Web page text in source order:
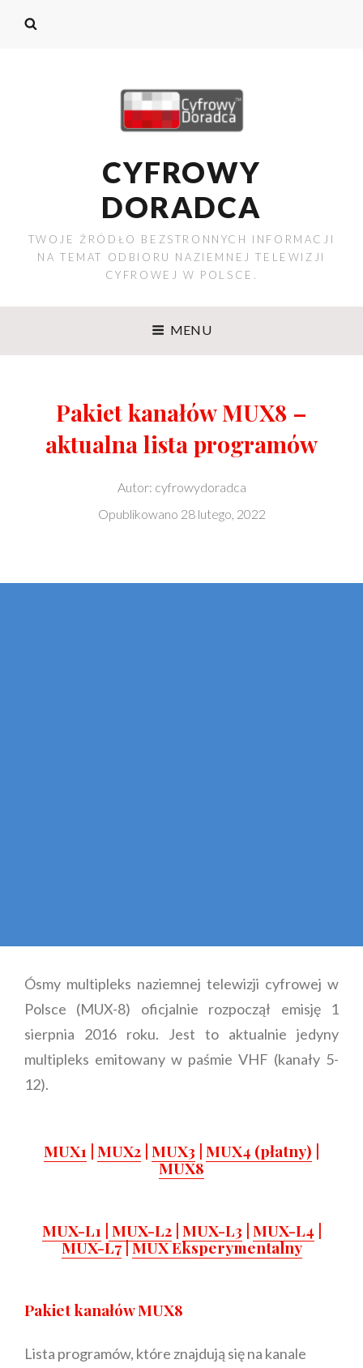
CYFROWY
DORADCA
TWOJE ŹRÓDŁO BEZSTRONNYCH INFORMACJI
NA TEMAT ODBIORU NAZIEMNEJ TELEWIZJI
CYFROWEJ W POLSCE.
MENU
Pakiet kanałów MUX8 –
aktualna lista programów
Autor: cyfrowydoradca
Opublikowano 28 lutego, 2022
Ósmy multipleks naziemnej telewizji cyfrowej w
Polsce (MUX-8) oficjalnie rozpoczął emisję 1
sierpnia 2016 roku. Jest to aktualnie jedyny
multipleks emitowany w paśmie VHF (kanały 5-
12).
MUX1 |MUX2 |MUX3 |MUX4 (płatny) |
MUX8
MUX-L1 |MUX-L2|MUX-L3 |MUX-L4 |
MUX-L7|MUX Eksperymentalny
Pakiet kanałów MUX8
Lista programów, które znajdują się na kanale